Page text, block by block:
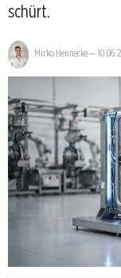
schürt.
Mirko Hennecke—